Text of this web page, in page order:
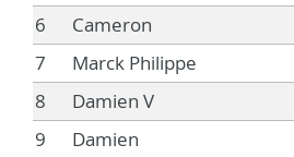
6
Cameron
7
Marck Philippe
8
Damien V
9
Damien